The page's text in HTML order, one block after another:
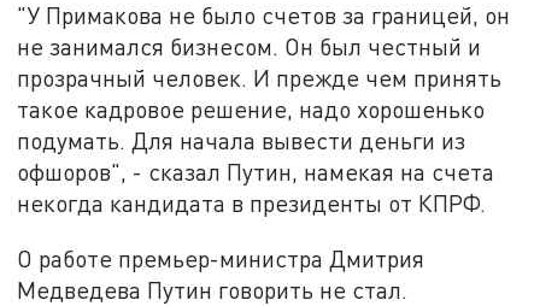
"У Примакова не было счетов за границей, он
не занимался бизнесом. Он был честный и
прозрачный человек. И прежде чем принять
такое кадровое решение, надо хорошенько
подумать. Для начала вывести деньги из
офшоров", - сказал Путин, намекая на счета
некогда кандидата в президенты от КПРФ.
О работе премьер-министра Дмитрия
Медведева Путин говорить не стал.